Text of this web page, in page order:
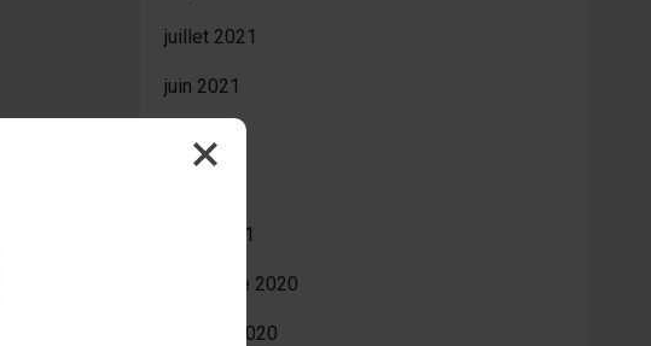
juillet 2021
juin 2021
mars 2021
décembre 2020
octobre 2020